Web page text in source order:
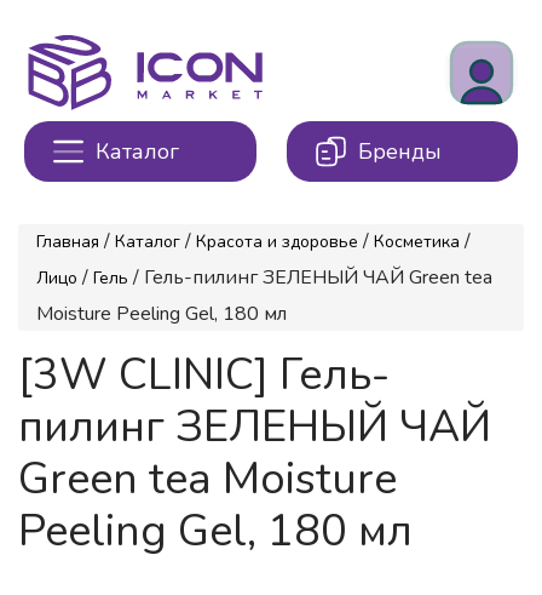
Каталог Бренды
Главная / Каталог / Красота и здоровье / Косметика /
Лицо / Гель / Гель-пилинг ЗЕЛЕНЫЙ ЧАЙ Green tea
Moisture Peeling Gel, 180 мл
[3W CLINIC] Гель-
пилинг ЗЕЛЕНЫЙ ЧАЙ
Green tea Moisture
Peeling Gel, 180 мл